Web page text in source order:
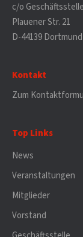
c/o Geschäftsstelle
Plauener Str. 21
D-44139 Dortmund
Kontakt
Zum
Top Links
News
Veranstaltungen
Mitglieder
Vorstand